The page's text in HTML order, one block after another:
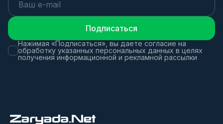
Подписаться
Нажимая «Подписаться», вы даете согласие на
обработку указанных персональных данных в целях
получения информационной и рекламной рассылки